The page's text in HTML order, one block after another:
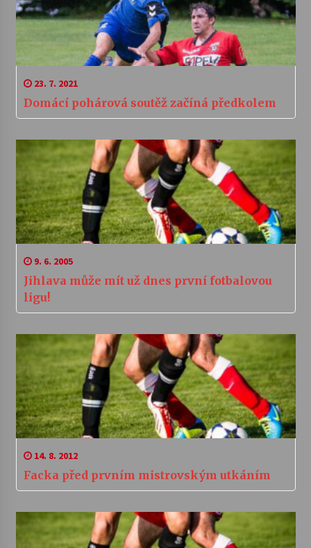
23. 7. 2021
Domácí pohárová soutěž začíná předkolem
9. 6. 2005
Jihlava může mít už dnes první fotbalovou
ligu!
14. 8. 2012
Facka před prvním mistrovským utkáním